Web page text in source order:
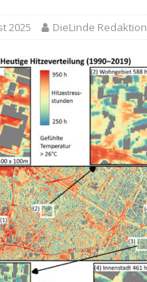
2025 DieLinde Redaktion